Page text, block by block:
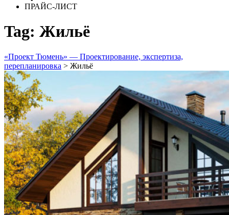
ПРАЙС-ЛИСТ
Tag: Жильё
«Проект Тюмень» — Проектирование, экспертиза,
перепланировка > Жильё